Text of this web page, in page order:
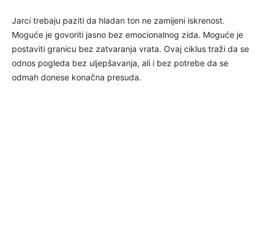
Jarci trebaju paziti da hladan ton ne zamijeni iskrenost.
Moguće je govoriti jasno bez emocionalnog zida. Moguće je
postaviti granicu bez zatvaranja vrata. Ovaj ciklus traži da se
odnos pogleda bez uljepšavanja, ali i bez potrebe da se
odmah donese konačna presuda.